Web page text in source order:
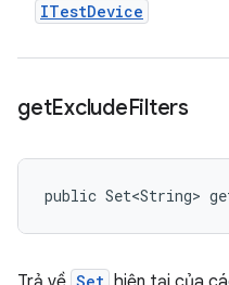
ITestDevice
getExcludeFilters
public Set<String>